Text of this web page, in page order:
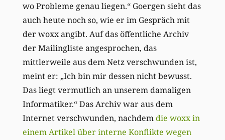
wo Probleme genau liegen.“ Goergen sieht das
auch heute noch so, wie er im Gespräch mit
der woxx angibt. Auf das öffentliche Archiv
der Mailingliste angesprochen, das
mittlerweile aus dem Netz verschwunden ist,
meint er: „Ich bin mir dessen nicht bewusst.
Das liegt vermutlich an unserem damaligen
Informatiker.“ Das Archiv war aus dem
Internet verschwunden, nachdemdie woxx in
einem Artikel über interne Konflikte wegen